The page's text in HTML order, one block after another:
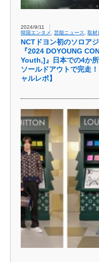
2024/9/11
韓国エンタメ
芸能ニュース 取材
NCTドヨン初のソロア
『2024 DOYOUNG
Youth,]』日本での4か
ソールドアウトで完走
ャルレポ】